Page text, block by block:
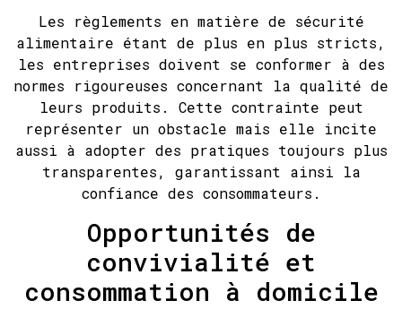
Les règlements en matière de sécurité
alimentaire étant de plus en plus stricts,
les entreprises doivent se conformer à des
normes rigoureuses concernant la qualité de
leurs produits. Cette contrainte peut
représenter un obstacle mais elle incite
aussi à adopter des pratiques toujours plus
transparentes, garantissant ainsi la
confiance des consommateurs.
Opportunités de
convivialité et
consommation à domicile